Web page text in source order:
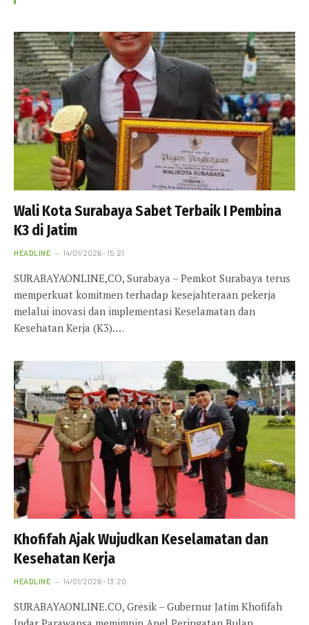
Wali Kota Surabaya Sabet Terbaik I Pembina
K3 di Jatim
HEADLINE 14/01/2026 - 15:21
SURABAYAONLINE,CO, Surabaya – Pemkot Surabaya terus
memperkuat komitmen terhadap kesejahteraan pekerja
melalui inovasi dan implementasi Keselamatan dan
Kesehatan Kerja (K3).…
Khofifah Ajak Wujudkan Keselamatan dan
Kesehatan Kerja
HEADLINE 14/01/2026 - 13:20
SURABAYAONLINE.CO, Gresik – Gubernur Jatim Khofifah